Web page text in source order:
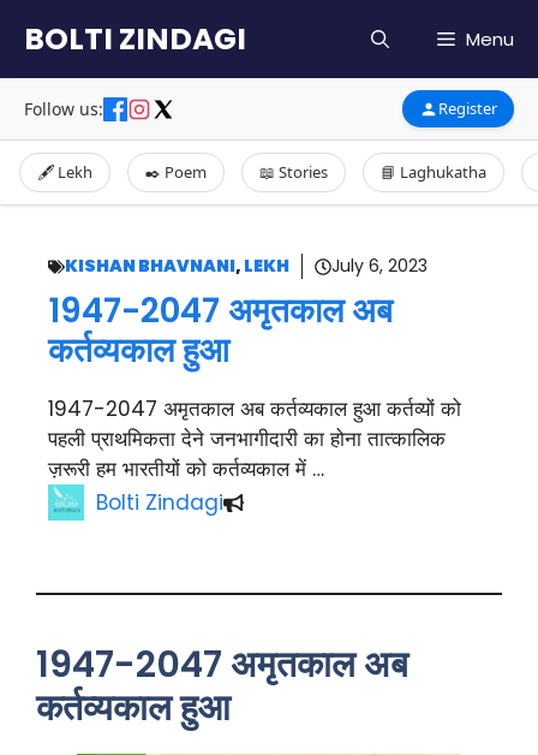
content
BOLTI ZINDAGI Menu
Follow us: Register
🖋️ Lekh ✒️ Poem 📖 Stories 📘 Laghukatha
KISHAN BHAVNANI, LEKH July 6, 2023
1947-2047 अमृतकाल अब
कर्तव्यकाल हुआ
1947-2047 अमृतकाल अब कर्तव्यकाल हुआ कर्तव्यों को
पहली प्राथमिकता देने जनभागीदारी का होना तात्कालिक
ज़रूरी हम भारतीयों को कर्तव्यकाल में …
Bolti Zindagi
1947-2047 अमृतकाल अब
कर्तव्यकाल हुआ